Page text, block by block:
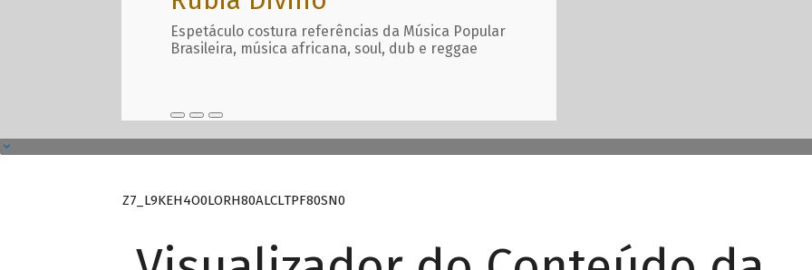
Espetáculo costura referências da Música Popular
Brasileira, música africana, soul, dub e reggae
Z7_L9KEH4O0LORH80ALCLTPF80SN0